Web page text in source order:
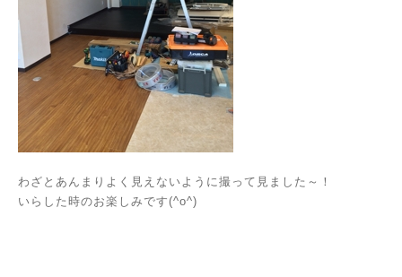
わざとあんまりよく見えないように撮って見ました～！
いらした時のお楽しみです(^o^)